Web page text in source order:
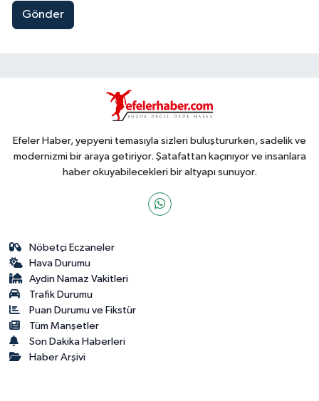
Gönder
Efeler Haber, yepyeni temasıyla sizleri buluştururken, sadelik ve
modernizmi bir araya getiriyor. Şatafattan kaçınıyor ve insanlara
haber okuyabilecekleri bir altyapı sunuyor.
Nöbetçi Eczaneler
Hava Durumu
Aydin Namaz Vakitleri
Trafik Durumu
Puan Durumu ve Fikstür
Tüm Manşetler
Son Dakika Haberleri
Haber Arşivi